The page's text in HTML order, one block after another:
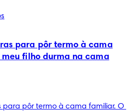
para pôr termo à cama
filho durma na cama
para pôr termo à cama familiar. O